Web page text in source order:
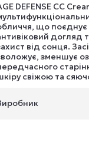
DEFENSE CC
що поєднує
догляд
від сонця.
зменшує
свіжою та